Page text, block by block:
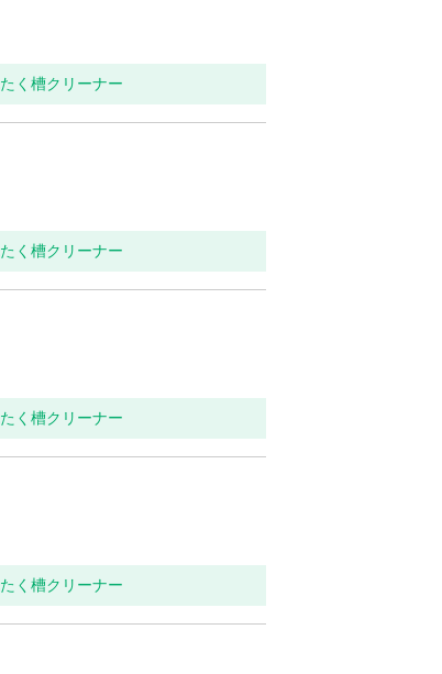
く槽クリーナー
く槽クリーナー
く槽クリーナー
く槽クリーナー